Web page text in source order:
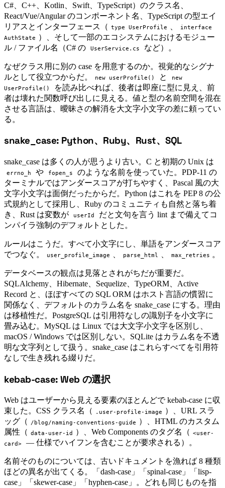
C#、C++、Kotlin、Swift、TypeScript）のクラス名、
React/Vue/Angular のコンポーネント名、TypeScript の型エイ
リアスとインターフェース（ type UserProfile
interface
AuthState
）、そして一部のエコシステムにおけるモジュー
ル / ファイル名（C# の
UserService.cs など）。
なぜクラス用に別の case を用意するのか。視覚的なシグナ
ルとして役立つからだ。
new userProfile() と
new
UserProfile()
を読み比べれば、後者は即座に型に見え、前
者は壊れた関数呼び出しに見える。値と型の名前空間を混在
させる言語は、曖昧さの解消を大文字小文字の差に頼ってい
る。
#
snake_case: Python、Ruby、Rust、SQL
snake_case は多くの人が思うより古い。C と初期の Unix は
errno_h や fopen_s
のような名前を使っていた。PDP-11 の
ターミナルではアンダースコアが打ちやすく、Pascal 風の大
文字小文字は面倒だったからだ。Python はこれを PEP 8 の公
式規約として採用し、Ruby のコミュニティも自然と落ち着
き、Rust は変数が
userId
だと文句を言う lint まで備えてコ
ンパイラ強制のデフォルトとした。
ルールはこうだ。すべて小文字にし、単語をアンダースコア
でつなぐ。
user_profile_image parse_html max_retries 。
データベースの観点は見落とされがちだが重要だ。
SQLAlchemy、Hibernate、Sequelize、TypeORM、Active
Record と、ほぼすべての SQL ORM はホスト言語の慣習に
関係なく、デフォルトのカラム名を snake_case にする。理由
は移植性だ。PostgreSQL は引用符なしの識別子を小文字に
畳み込む。MySQL は Linux では大文字小文字を区別し、
macOS / Windows では区別しない。SQLite はカラム名を不透
明な文字列として扱う。snake_case はこれらすべてを引用符
なしで生き残れる綴りだ。
#
kebab-case: Web の選択
Web はユーザーから見える要素のほとんどで kebab-case に収
束した。CSS クラス名（
.user-profile-image
）、URL スラ
ッグ（
/blog/naming-conventions-guide
）、HTML のカスタム
属性（ data-user-id ）、Web Components のタグ名（ <user-
card>
— 仕様でハイフンを含むことが要求される）。
名前そのものについては、古いドキュメントを漁れば 8 種類
ほどの異名が出てくる。「dash-case」「spinal-case」「lisp-
case」「skewer-case」「hyphen-case」。どれも同じものを指